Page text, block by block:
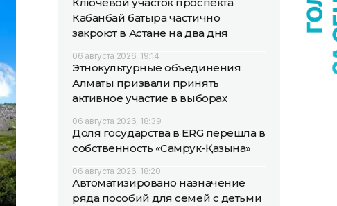
Кабанбай батыра частично
закроют в Астане на два дня
06 августа 2026, 19:14
Этнокультурные объединения
Алматы призвали принять
активное участие в выборах
06 августа 2026, 18:39
Доля государства в ERG перешла в
собственность «Самрук-Қазына»
06 августа 2026, 18:20
Автоматизировано назначение
ряда пособий для семей с детьми